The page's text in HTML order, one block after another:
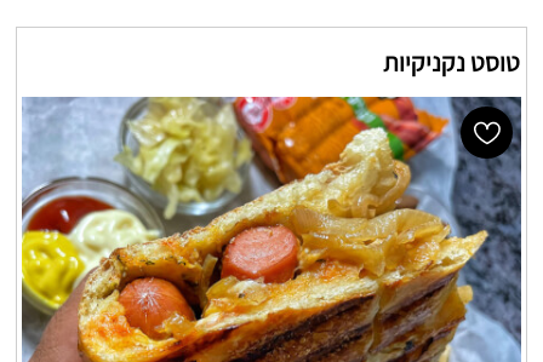
טוסט נקניקיות